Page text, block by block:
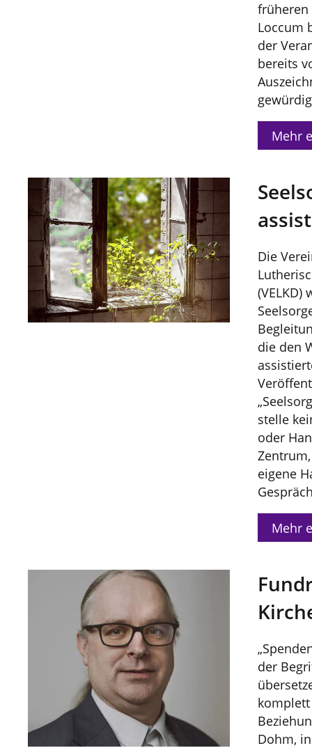
früheren
Loccum
der
bereits
Mehr
Die
die den
stelle
oder
eigene
Mehr
der
komplett
Dohm,